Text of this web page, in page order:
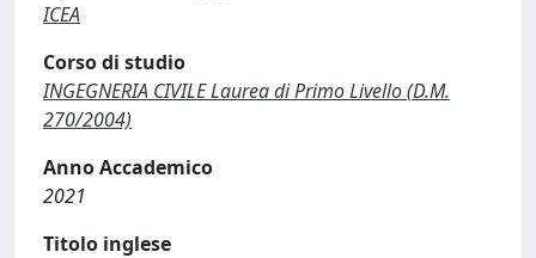
ICEA
Corso di studio
INGEGNERIA CIVILE Laurea di Primo Livello (D.M.
270/2004)
Anno Accademico
2021
Titolo inglese